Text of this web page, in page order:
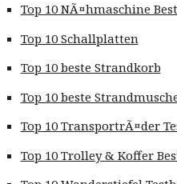
Top 10 NÃ¤hmaschine
Top 10 Schallplatten
Top 10 beste Strandkorb
Top 10 beste
Top 10 TransportrÃ¤der
Top 10 Trolley & Koffer